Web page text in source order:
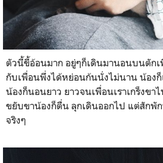
ตัวนี้ขี้อ้อนมาก อยู่ๆก็เดินมานอนบนตักเ
กับเพื่อนพึ่งได้หย่อนก้นนั่งไม่นาน น้องก็
น้องก็นอนยาว ยาวจนเพื่อนเราเกร็งข
ขยับขาน้องก็ตื่น ลุกเดินออกไป แต่สักพั
จริงๆ